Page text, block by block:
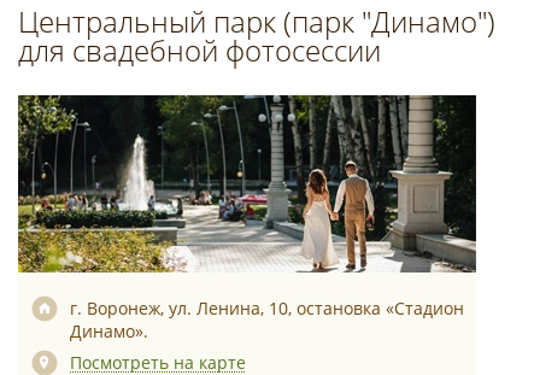
Центральный парк (парк "Динамо")
для свадебной фотосессии
г. Воронеж, ул. Ленина, 10, остановка «Стадион
Динамо».
Посмотреть на карте